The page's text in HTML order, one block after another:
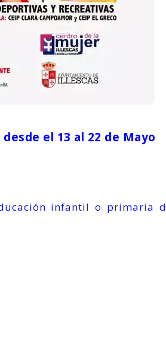
el 13 al 22 de Mayo
infantil o primaria